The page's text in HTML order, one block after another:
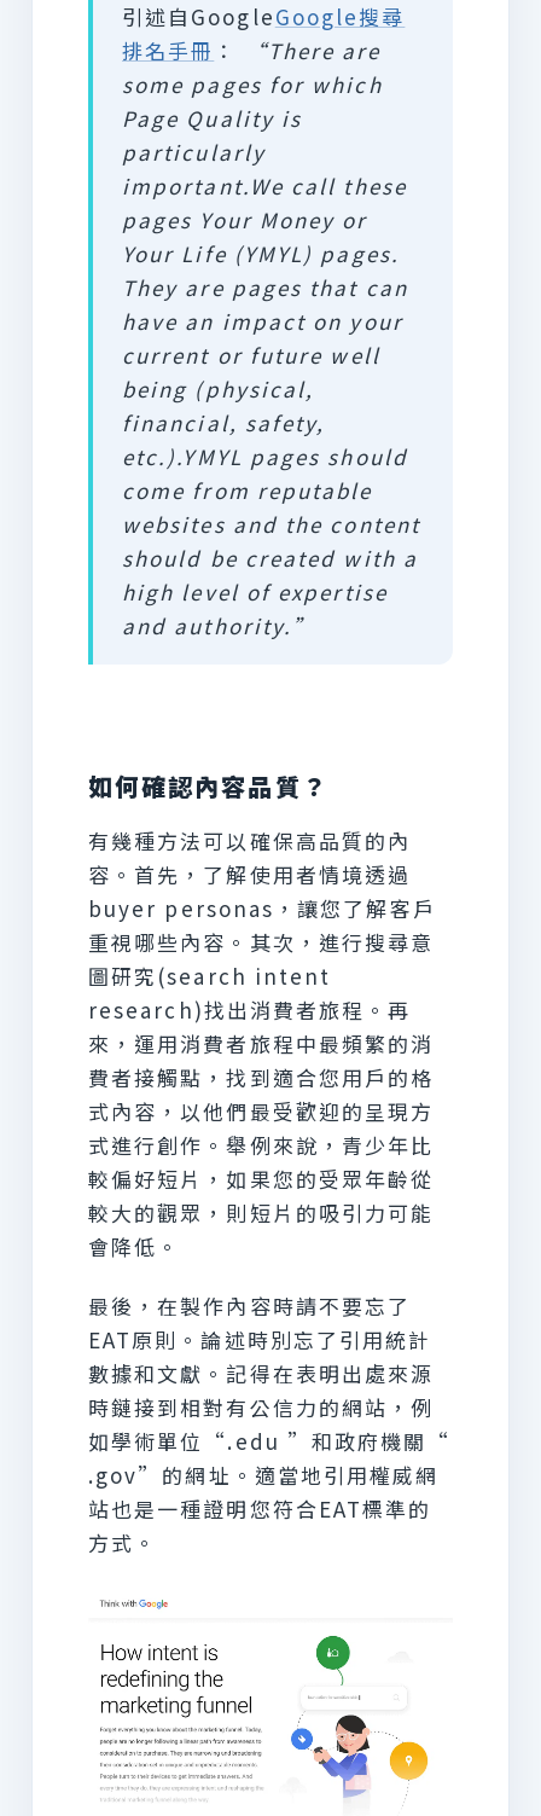
引述自GoogleGoogle搜尋
排名手冊 ：
“There are
some pages for which
Page Quality is
particularly
important.We call these
pages Your Money or
Your Life (YMYL) pages.
They are pages that can
have an impact on your
current or future well
being (physical,
financial, safety,
etc.).YMYL pages should
come from reputable
websites and the content
should be created with a
high level of expertise
and authority.”
如何確認內容品質？
有幾種方法可以確保高品質的內
容。首先，了解使用者情境透過
buyer personas，讓您了解客戶
重視哪些內容。其次，進行搜尋意
圖研究(search intent
research)找出消費者旅程。再
來，運用消費者旅程中最頻繁的消
費者接觸點，找到適合您用戶的格
式內容，以他們最受歡迎的呈現方
式進行創作。舉例來說，青少年比
較偏好短片，如果您的受眾年齡從
較大的觀眾，則短片的吸引力可能
會降低。
最後，在製作內容時請不要忘了
EAT原則。論述時別忘了引用統計
數據和文獻。記得在表明出處來源
時鏈接到相對有公信力的網站，例
如學術單位“.edu ”和政府機關“
.gov”的網址。適當地引用權威網
站也是一種證明您符合EAT標準的
方式。